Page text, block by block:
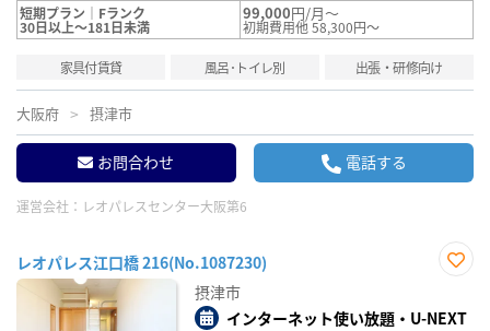
短期プラン｜Fランク
30日以上～181日未満
99,000円/月～
初期費用他 58,300円～
家具付賃貸 風呂･トイレ別 出張・研修向け
大阪府 摂津市
お問合わせ 電話する
運営会社： レオパレスセンター大阪第6
レオパレス江口橋 216(No.1087230)
り登
摂津市
インターネット使い放題・U-NEXT